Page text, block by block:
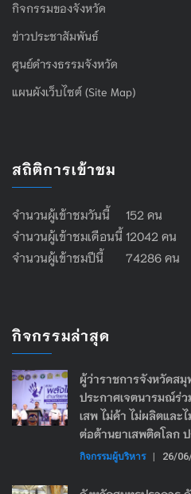
กิจกรรมของจังหวัด
ข่าวประชาสัมพันธ์
ศูนย์ดำรงธรรมจังหวัด
แผนผังเว็บไซต์ (Site Map)
สถิติการเข้าชม
จำนวนผู้เข้าชมวันนี้ 152 คน
จำนวนผู้เข้าชมเดือนนี้ 12042 คน
จำนวนผู้เข้าชมปีนี้ 74286 คน
กิจกรรมล่าสุด
ผู้ว่าราชการจังหวัดส
ประกาศเจตนารมณ์ร่ว
เสพ ไม่ค้า ไม่ผลิตและ
ต่อต้านยาเสพติดโลก
กิจกรรมผู้บริหาร | 26/